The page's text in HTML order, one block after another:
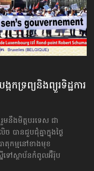
កក​ទ្រព្យ​និងព្យួរ​ទិដ្ឋការ​
មនឹងមិត្តបរទេស ជា
បានជួបជុំគ្នាក្នុងថ្ងៃ
តុកម្មនៅខាងមុខ
ទៅស្ថាប័នកំពូលអ៊ឺរ៉ុប